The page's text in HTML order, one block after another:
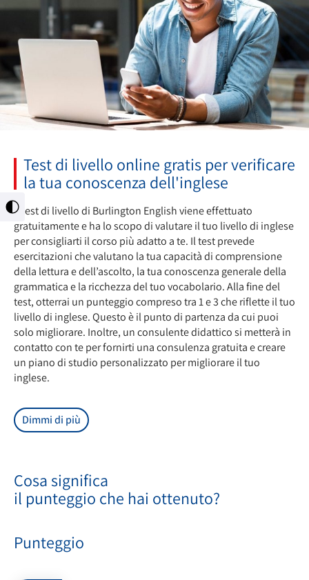
מתג
ניגודיות
גבוהה
Test di livello online gratis per verificare
la tua conoscenza dell'inglese
Il test di livello di Burlington English viene effettuato
gratuitamente e ha lo scopo di valutare il tuo livello di inglese
per consigliarti il corso più adatto a te. Il test prevede
esercitazioni che valutano la tua capacità di comprensione
della lettura e dell’ascolto, la tua conoscenza generale della
grammatica e la ricchezza del tuo vocabolario. Alla fine del
test, otterrai un punteggio compreso tra 1 e 3 che riflette il tuo
livello di inglese. Questo è il punto di partenza da cui puoi
solo migliorare. Inoltre, un consulente didattico si metterà in
contatto con te per fornirti una consulenza gratuita e creare
un piano di studio personalizzato per migliorare il tuo
inglese.
Dimmi di più
Cosa significa
il punteggio che hai ottenuto?
Punteggio